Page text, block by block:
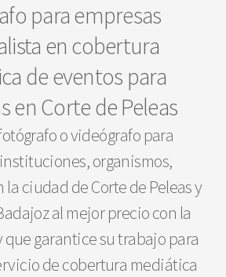
para empresas
en cobertura
de eventos para
en Corte de Peleas
o videógrafo para
organismos,
ciudad de Corte de Peleas y
al mejor precio con la
garantice su trabajo para
de cobertura mediática